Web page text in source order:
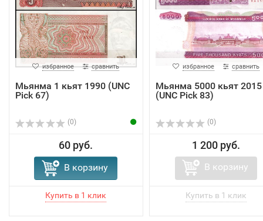
избранное сравнить
Мьянма 1 кьят 1990 (UNC
Pick 67)
(0)
60 руб.
В корзину
избранное сравнить
Мьянма 5000 кьят 2015
(UNC Pick 83)
(0)
1 200 руб.
В корзину